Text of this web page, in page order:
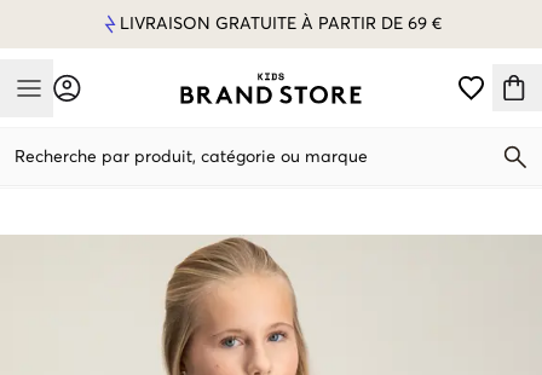
LIVRAISON GRATUITE À PARTIR DE 69 €
Mobile Menu
Recherche par produit, catégorie ou marque